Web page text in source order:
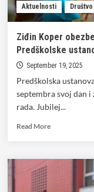
Aktuelnosti Društvo
Ziđin Koper
Predškolske
September 19, 2025
Predškolska
septembra svoj dan
rada. Jubilej...
Read MoreRead
Ziđin